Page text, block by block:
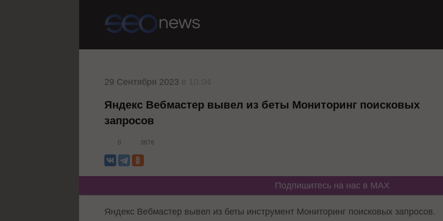
29 Сентября 2023
Яндекс Вебмастер вывел из беты Мониторинг поисковых
запросов
0 3676
Подпишитесь на нас в MAX
Яндекс Вебмастер вывел из беты инструмент Мониторинг поисковых запросов.